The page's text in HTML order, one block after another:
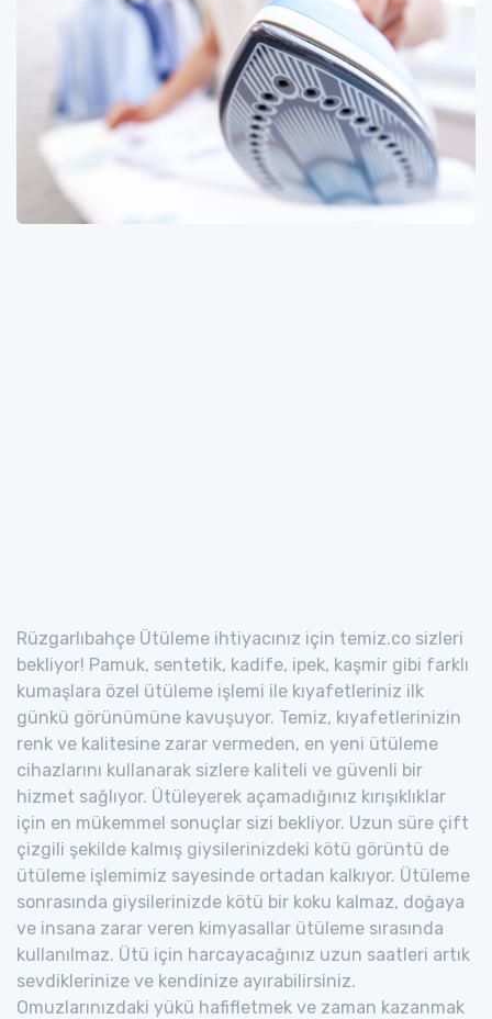
Rüzgarlıbahçe Ütüleme ihtiyacınız için temiz.co sizleri
bekliyor! Pamuk, sentetik, kadife, ipek, kaşmir gibi farklı
kumaşlara özel ütüleme işlemi ile kıyafetleriniz ilk
günkü görünümüne kavuşuyor. Temiz, kıyafetlerinizin
renk ve kalitesine zarar vermeden, en yeni ütüleme
cihazlarını kullanarak sizlere kaliteli ve güvenli bir
hizmet sağlıyor. Ütüleyerek açamadığınız kırışıklıklar
için en mükemmel sonuçlar sizi bekliyor. Uzun süre çift
çizgili şekilde kalmış giysilerinizdeki kötü görüntü de
ütüleme işlemimiz sayesinde ortadan kalkıyor. Ütüleme
sonrasında giysilerinizde kötü bir koku kalmaz, doğaya
ve insana zarar veren kimyasallar ütüleme sırasında
kullanılmaz. Ütü için harcayacağınız uzun saatleri artık
sevdiklerinize ve kendinize ayırabilirsiniz.
Omuzlarınızdaki yükü hafifletmek ve zaman kazanmak